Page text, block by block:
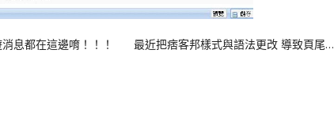
消息都在這邊唷！！！ 最近把痞客邦樣式與語法更改 導致頁尾…